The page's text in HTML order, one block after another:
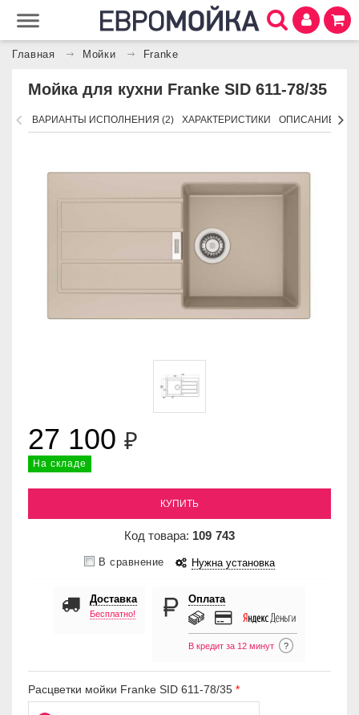
Главная Мойки Franke
Мойка для кухни Franke SID 611-78/35
ВАРИАНТЫ ИСПОЛНЕНИЯ (2) ХАРАКТЕРИСТИКИ ОПИСАНИЕ
27 100 ₽
На складе
КУПИТЬ
Код товара: 109 743
В сравнение Нужна установка
Доставка
Бесплатно!
Оплата
В кредит за 12 минут ?
Расцветки мойки Franke SID 611-78/35